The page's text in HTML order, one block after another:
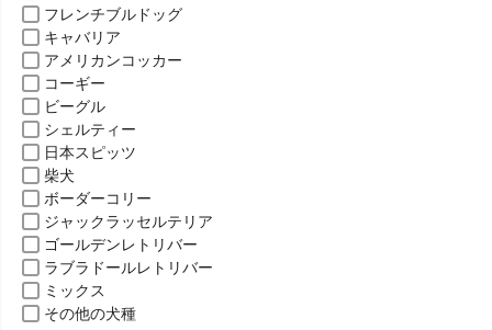
フレンチブルドッグ
キャバリア
アメリカンコッカー
コーギー
ビーグル
シェルティー
日本スピッツ
柴犬
ボーダーコリー
ジャックラッセルテリア
ゴールデンレトリバー
ラブラドールレトリバー
ミックス
その他の犬種